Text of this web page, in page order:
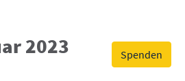
Spenden
2023